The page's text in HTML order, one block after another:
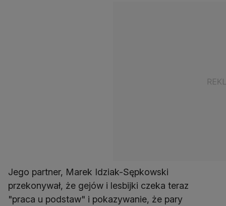
Jego partner, Marek Idziak-Sępkowski
przekonywał, że gejów i lesbijki czeka teraz
"praca u podstaw" i pokazywanie, że pary